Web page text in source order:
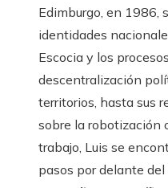
Edimburgo, en 1986,
identidades
Escocia y los
descentralización
territorios, hasta sus
sobre la robotización
trabajo, Luis se
pasos por delante del